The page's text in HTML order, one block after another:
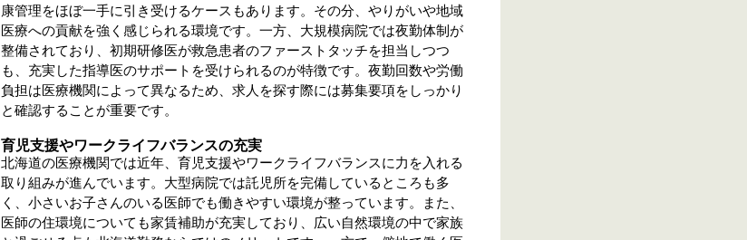
康管理をほぼ一手に引き受けるケースもあります。その分、やりがいや地域
医療への貢献を強く感じられる環境です。一方、大規模病院では夜勤体制が
整備されており、初期研修医が救急患者のファーストタッチを担当しつつ
も、充実した指導医のサポートを受けられるのが特徴です。夜勤回数や労働
負担は医療機関によって異なるため、求人を探す際には募集要項をしっかり
と確認することが重要です。
育児支援やワークライフバランスの充実
北海道の医療機関では近年、育児支援やワークライフバランスに力を入れる
取り組みが進んでいます。大型病院では託児所を完備しているところも多
く、小さいお子さんのいる医師でも働きやすい環境が整っています。また、
医師の住環境についても家賃補助が充実しており、広い自然環境の中で家族